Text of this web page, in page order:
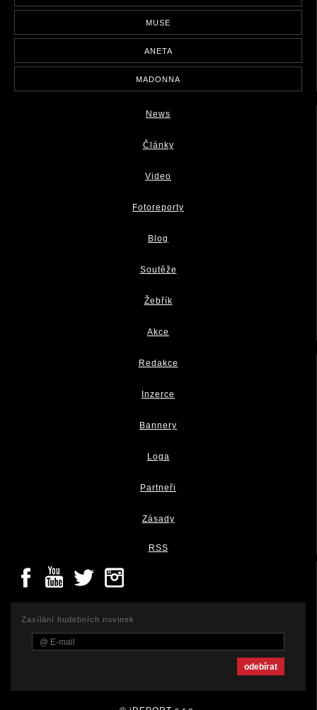
MUSE
ANETA
MADONNA
News
Články
Video
Fotoreporty
Blog
Soutěže
Žebřík
Akce
Redakce
Inzerce
Bannery
Loga
Partneři
Zásady
RSS
Zasílání hudebních novinek